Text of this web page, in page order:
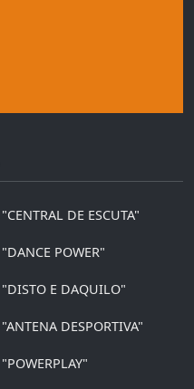
"CENTRAL DE ESCUTA"
"DANCE POWER"
"DISTO E DAQUILO"
"ANTENA DESPORTIVA"
"POWERPLAY"